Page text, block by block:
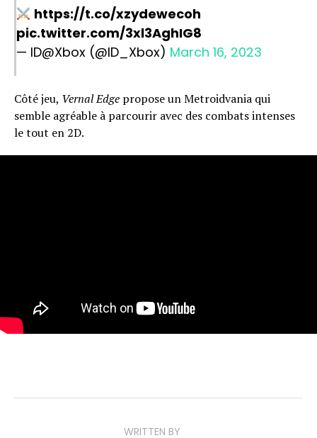
https://t.co/xzydewecoh
pic.twitter.com/3xl3AghIG8
— ID@Xbox (@ID_Xbox) March 16, 2023
Côté jeu, Vernal Edge propose un Metroidvania qui
semble agréable à parcourir avec des combats intenses
le tout en 2D.
WRITTEN BY